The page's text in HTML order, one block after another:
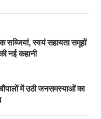
सब्जियां, स्वयं सहायता समूहों
नई कहानी
में उठी जनसमस्याओं का